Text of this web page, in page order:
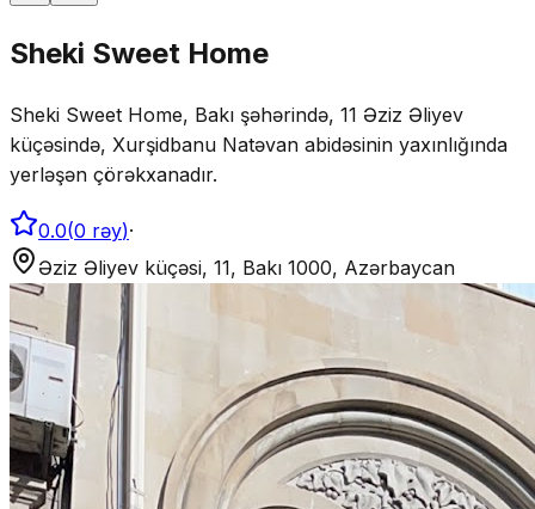
Sheki Sweet Home
Sheki Sweet Home, Bakı şəhərində, 11 Əziz Əliyev
küçəsində, Xurşidbanu Natəvan abidəsinin yaxınlığında
yerləşən çörəkxanadır.
0.0(0 rəy)·
Əziz Əliyev küçəsi, 11, Bakı 1000, Azərbaycan